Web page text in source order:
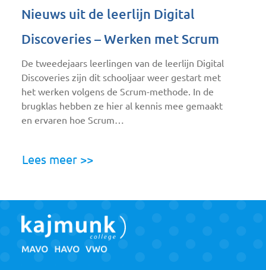
Nieuws uit de leerlijn Digital
Discoveries – Werken met Scrum
De tweedejaars leerlingen van de leerlijn Digital
Discoveries zijn dit schooljaar weer gestart met
het werken volgens de Scrum-methode. In de
brugklas hebben ze hier al kennis mee gemaakt
en ervaren hoe Scrum…
Lees meer >>